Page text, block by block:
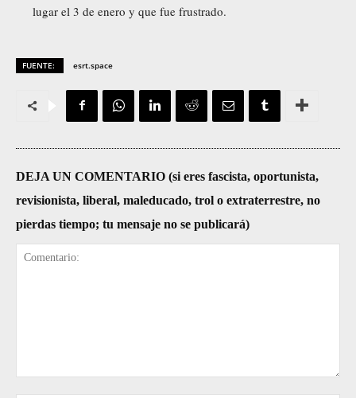
lugar el 3 de enero y que fue frustrado.
FUENTE: esrt.space
DEJA UN COMENTARIO (si eres fascista, oportunista,
revisionista, liberal, maleducado, trol o extraterrestre, no
pierdas tiempo; tu mensaje no se publicará)